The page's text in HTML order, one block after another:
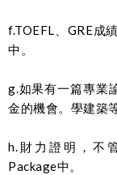
f.TOEFL、GRE成
中。
g.如果有一篇專業
金的機會。 學建築
h.財力證明，不
Package中。